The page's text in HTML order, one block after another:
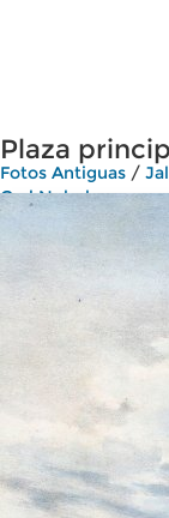
Plaza
Fotos Antiguas /
Carl Nebel